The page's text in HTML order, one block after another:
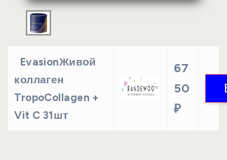
EvasionЖивой
коллаген
TropoCollagen +
Vit C 31шт
67
50
₽